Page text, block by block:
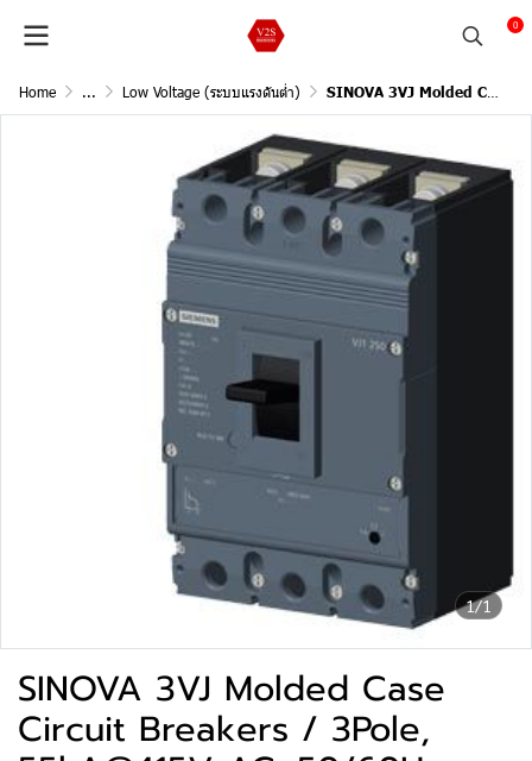
0
Home ... Low Voltage (ระบบแรงดันต่ำ) SINOVA 3VJ Molded Case Circuit Breakers / 3Pole, 55kA@415V AC, 50/60Hz /Current In 200A (Adjust L 160-200A )
1/1
SINOVA 3VJ Molded Case
Circuit Breakers / 3Pole,